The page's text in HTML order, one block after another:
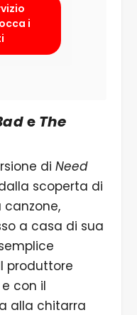
i
e The
di Need
scoperta di
a casa di sua
produttore
con il
alla chitarra